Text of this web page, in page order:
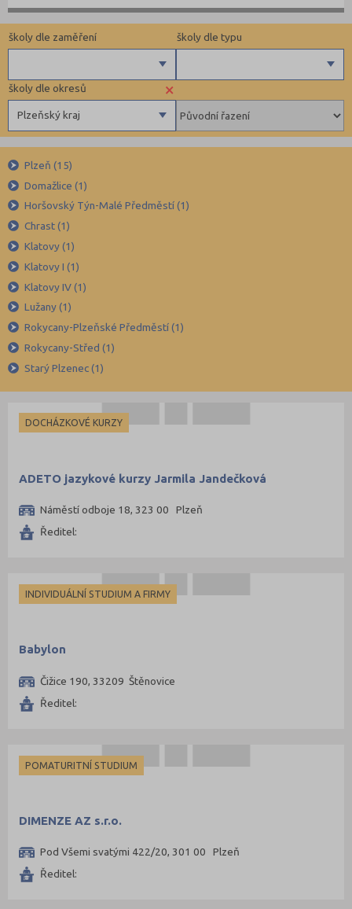
×
Plzeňský kraj
školy dle okresů
Beroun (11)
Blansko (5)
Bruntál (2)
Břeclav (2)
České Budějovice (24)
Český Krumlov (3)
Domažlice (2)
Havlíčkův Brod (4)
Hodonín (10)
Cheb (1)
Chomutov (3)
Chrudim (2)
Jičín (4)
Jindřichův Hradec (3)
Karlovy Vary (6)
Karviná (5)
Kolín (5)
Kutná Hora (6)
Liberec (8)
Litoměřice (8)
školy dle typu
Pomaturitní
Docházkové
školy dle zaměření
Angličtina
Němčina
Ruština
Francouzština
Španělština
Italština
Plzeň (15)
Domažlice (1)
Horšovský Týn-Malé Předměstí (1)
Chrast (1)
Klatovy (1)
Klatovy I (1)
Klatovy IV (1)
Lužany (1)
Rokycany-Plzeňské Předměstí (1)
Rokycany-Střed (1)
Starý Plzenec (1)
DOCHÁZKOVÉ KURZY
ADETO jazykové kurzy Jarmila Jandečková
Náměstí odboje 18, 323 00 Plzeň
Ředitel:
INDIVIDUÁLNÍ STUDIUM A FIRMY
Babylon
Čižice 190, 33209 Štěnovice
Ředitel:
POMATURITNÍ STUDIUM
DIMENZE AZ s.r.o.
Pod Všemi svatými 422/20, 301 00 Plzeň
Ředitel: